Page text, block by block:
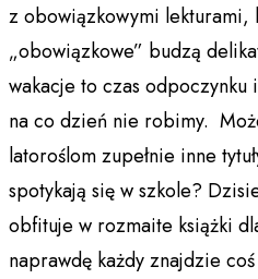
z obowiązkowymi
„obowiązkowe” budzą
wakacje to czas
na co dzień nie robimy.
latoroślom zupełnie inne
spotykają się w szkole?
obfituje w rozmaite książki
naprawdę każdy znajdzie